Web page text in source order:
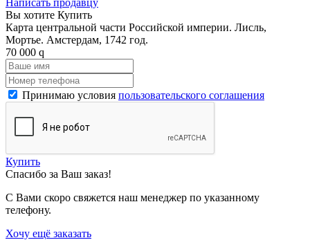
Вы хотите Купить
Карта центральной части Российской империи. Лисль,
Мортье. Амстердам, 1742 год.
70 000 q
Принимаю условия пользовательского соглашения
Купить
Спасибо за Ваш заказ!
С Вами скоро свяжется наш менеджер по указанному
телефону.
Хочу ещё заказать